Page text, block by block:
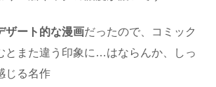
ザート的な漫画だったので、コミック
とまた違う印象に…はならんか、しっ
じる名作